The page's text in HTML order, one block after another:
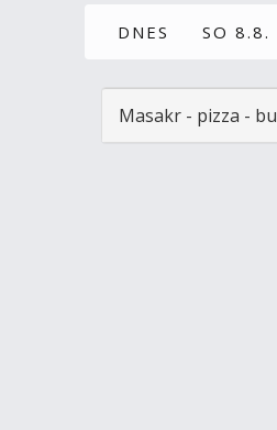
DNES SO 8.8.
Masakr - pizza -